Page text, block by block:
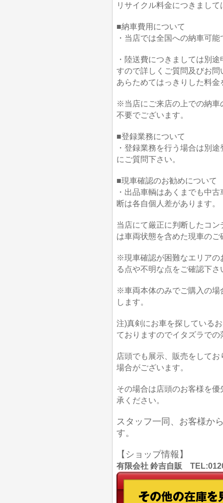
リサイクル料金につきまし
■納車費用について
・当店では全国への納車可
・陸送費につきましては別
すので詳しくご質問及びお
あらためてはっきりした料
※当店にご来店の上での納車
不要でございます。
■登録業務について
・登録業務を行う場合は別
にご質問下さい。
■現車確認のお勧めについて
・出品車輌はあくまでも中
断は各自個人差があります。
当店にて厳正に判断したコ
は車両状態を含めた現車の
※現車確認が困難なエリアの
る点や不明な点をご確認下さ
※車両本体のみでご購入の場
します。
注)真剣にお車を探している
ておりますのでイタズラで
店頭でも展示、販売をして
場合がございます。
その場合は店頭のお客様を
承ください。
スタッフ一同、お客様か
す。
【ショップ情報】
有限会社 鈴吉自販